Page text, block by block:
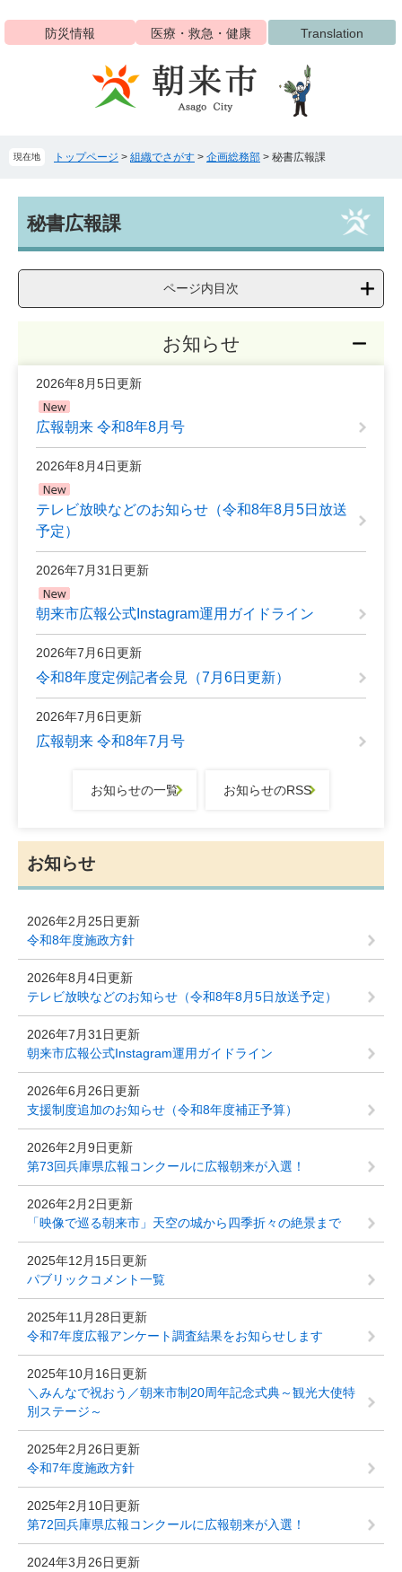
ジ
ュ
防災情報 医療・救急・健康 Translation
現在地 トップページ > 組織でさがす > 企画総務部 > 秘書広報課
文秘書広報課
ページ内目次
お知らせ
2026年8月5日更新
広報朝来 令和8年8月号
2026年8月4日更新
テレビ放映などのお知らせ（令和8年8月5日放送
予定）
2026年7月31日更新
朝来市広報公式Instagram運用ガイドライン
2026年7月6日更新
令和8年度定例記者会見（7月6日更新）
2026年7月6日更新
広報朝来 令和8年7月号
お知らせの一覧 お知らせのRSS
お知らせ
2026年2月25日更新
令和8年度施政方針
2026年8月4日更新
テレビ放映などのお知らせ（令和8年8月5日放送予定）
2026年7月31日更新
朝来市広報公式Instagram運用ガイドライン
2026年6月26日更新
支援制度追加のお知らせ（令和8年度補正予算）
2026年2月9日更新
第73回兵庫県広報コンクールに広報朝来が入選！
2026年2月2日更新
「映像で巡る朝来市」天空の城から四季折々の絶景まで
2025年12月15日更新
パブリックコメント一覧
2025年11月28日更新
令和7年度広報アンケート調査結果をお知らせします
2025年10月16日更新
＼みんなで祝おう／朝来市制20周年記念式典～観光大使特
別ステージ～
2025年2月26日更新
令和7年度施政方針
2025年2月10日更新
第72回兵庫県広報コンクールに広報朝来が入選！
2024年3月26日更新